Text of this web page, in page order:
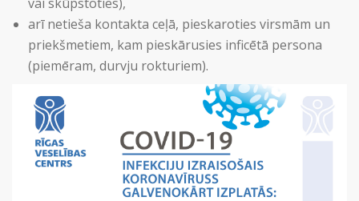
arī netieša kontakta ceļā, pieskaroties virsmām un
priekšmetiem, kam pieskārusies inficētā persona
(piemēram, durvju rokturiem).